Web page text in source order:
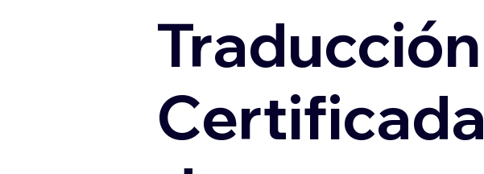
Traducción
Certificada